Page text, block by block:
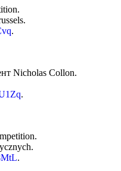
.
Nicholas Collon.
.
.